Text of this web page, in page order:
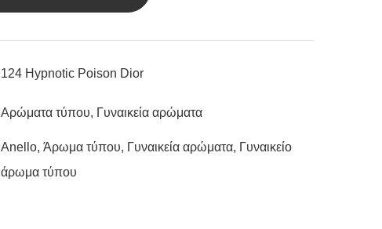
ΠΟΣΌΤΗΤΑ
124 Hypnotic Poison Dior
Αρώματα τύπου, Γυναικεία αρώματα
Anello, Άρωμα τύπου, Γυναικεία αρώματα, Γυναικείο
άρωμα τύπου